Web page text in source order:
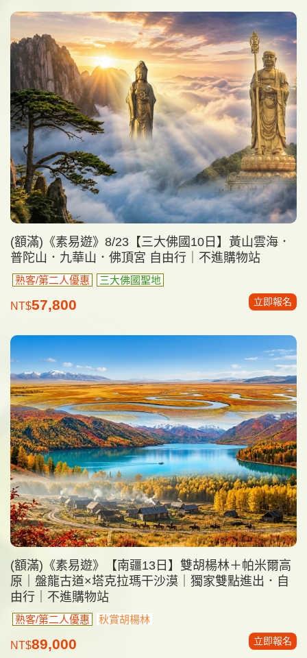
(額滿)《素易遊》8/23【三大佛國10日】黃山雲海．
普陀山．九華山．佛頂宮 自由行｜不進購物站
熟客/第二人優惠 三大佛國聖地
NT$57,800 立即報名
(額滿)《素易遊》【南疆13日】雙胡楊林＋帕米爾高
原｜盤龍古道×塔克拉瑪干沙漠｜獨家雙點進出．自
由行｜不進購物站
熟客/第二人優惠 秋賞胡楊林
NT$89,000 立即報名